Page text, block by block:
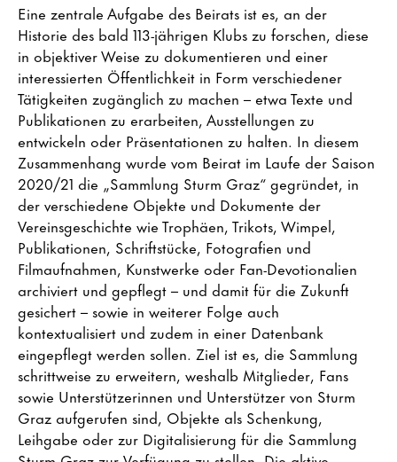
Eine zentrale Aufgabe des Beirats ist es, an der
Historie des bald 113-jährigen Klubs zu forschen, diese
in objektiver Weise zu dokumentieren und einer
interessierten Öffentlichkeit in Form verschiedener
Tätigkeiten zugänglich zu machen – etwa Texte und
Publikationen zu erarbeiten, Ausstellungen zu
entwickeln oder Präsentationen zu halten. In diesem
Zusammenhang wurde vom Beirat im Laufe der Saison
2020/21 die „Sammlung Sturm Graz“ gegründet, in
der verschiedene Objekte und Dokumente der
Vereinsgeschichte wie Trophäen, Trikots, Wimpel,
Publikationen, Schriftstücke, Fotografien und
Filmaufnahmen, Kunstwerke oder Fan-Devotionalien
archiviert und gepflegt – und damit für die Zukunft
gesichert – sowie in weiterer Folge auch
kontextualisiert und zudem in einer Datenbank
eingepflegt werden sollen. Ziel ist es, die Sammlung
schrittweise zu erweitern, weshalb Mitglieder, Fans
sowie Unterstützerinnen und Unterstützer von Sturm
Graz aufgerufen sind, Objekte als Schenkung,
Leihgabe oder zur Digitalisierung für die Sammlung